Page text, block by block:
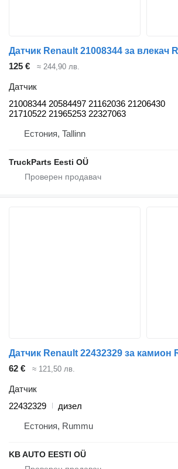
125 € ≈ 244,90 лв.
Датчик
21008344 20584497 21162036 21206430
21710522 21965253 22327063
Естония, Tallinn
TruckParts Eesti OÜ
Датчик Renault 22432329 за камион
62 €
≈ 121,50 лв.
Датчик
22432329
дизел
Естония, Rummu
KB AUTO EESTI OÜ